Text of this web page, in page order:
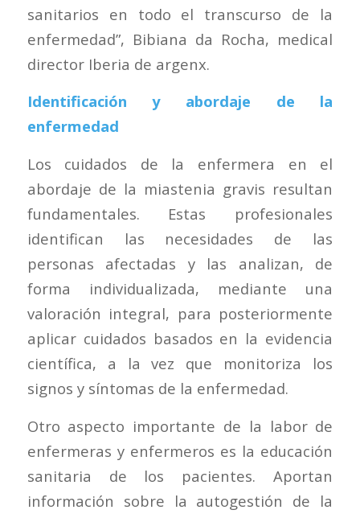
sanitarios en todo el transcurso de la
enfermedad”, Bibiana da Rocha, medical
director Iberia de argenx.
Identificación y abordaje de la
enfermedad
Los cuidados de la enfermera en el
abordaje de la miastenia gravis resultan
fundamentales. Estas profesionales
identifican las necesidades de las
personas afectadas y las analizan, de
forma individualizada, mediante una
valoración integral, para posteriormente
aplicar cuidados basados en la evidencia
científica, a la vez que monitoriza los
signos y síntomas de la enfermedad.
Otro aspecto importante de la labor de
enfermeras y enfermeros es la educación
sanitaria de los pacientes. Aportan
información sobre la autogestión de la